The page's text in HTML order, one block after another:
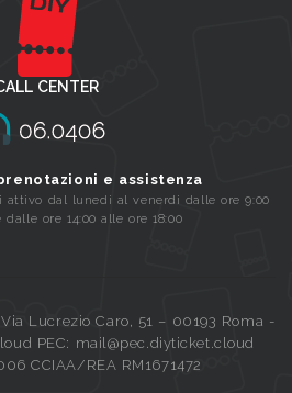
CENTER
e assistenza
attivo dal lunedi al venerdi dalle ore 9:00
dalle ore 14:00 alle ore 18:00
Lucrezio Caro, 51 – 00193 Roma -
PEC: mail@pec.diyticket.cloud
CCIAA/REA RM1671472